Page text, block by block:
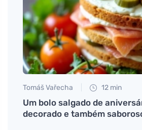
Tomáš Vařecha 12 min
Um bolo salgado de
decorado e também